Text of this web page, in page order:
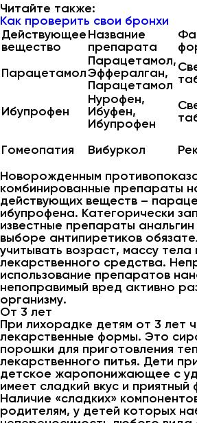
Читайте также:
Как проверить свои бронхи
Действующее
вещество
Название
препарата
Парацетамол
Парацетамол,
Эффералган,
Парацетамол
Ибупрофен
Нурофен,
Ибуфен,
Ибупрофен
Гомеопатия Вибуркол
Новорожденным
комбинированные препараты
действующих веществ –
ибупрофена. Категорически
известные препараты
выборе антипиретиков
учитывать возраст, массу тела
лекарственного средства.
использование препаратов
непоправимый вред активно
организму.
От 3 лет
При лихорадке детям от 3 лет
лекарственные формы. Это
порошки для приготовления
лекарственного питья. Дети
детское жаропонижающее с
имеет сладкий вкус и приятный
Наличие «сладких»
родителям, у детей которых